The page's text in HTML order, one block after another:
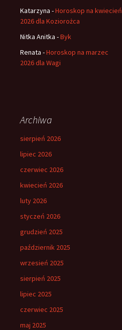
Katarzyna -Horoskop na kwiecień
2026 dla Koziorożca
Nitka Anitka -Byk
Renata -Horoskop na marzec
2026 dla Wagi
Archiwa
sierpień 2026
lipiec 2026
czerwiec 2026
kwiecień 2026
luty 2026
styczeń 2026
grudzień 2025
październik 2025
wrzesień 2025
sierpień 2025
lipiec 2025
czerwiec 2025
maj 2025